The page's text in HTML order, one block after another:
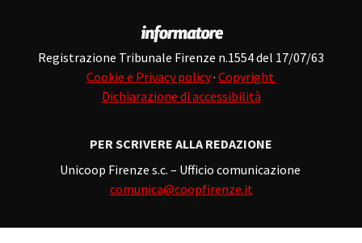
Registrazione Tribunale Firenze n.1554 del 17/07/63
Cookie e Privacy policy· Copyright
Dichiarazione di accessibilità
PER SCRIVERE ALLA REDAZIONE
Unicoop Firenze s.c. – Ufficio comunicazione
comunica@coopfirenze.it